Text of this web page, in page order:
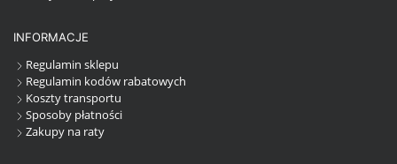
INFORMACJE
Regulamin sklepu
Regulamin kodów rabatowych
Koszty transportu
Sposoby płatności
Zakupy na raty